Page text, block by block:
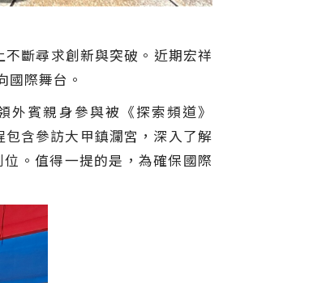
斷尋求創新與突破。近期宏祥
際舞台。
賓親身參與被《探索頻道》
含參訪大甲鎮瀾宮，深入了解
。值得一提的是，為確保國際